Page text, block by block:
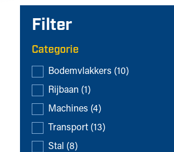
Filter
Categorie
Categorie
Bodemvlakkers (10)
Rijbaan (1)
Machines (4)
Transport (13)
Stal (8)